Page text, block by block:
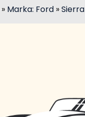
» Marka: Ford »Sierra